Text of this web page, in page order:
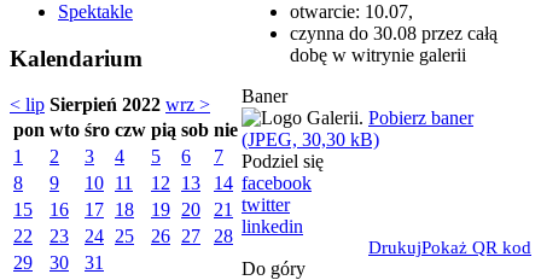
Spektakle
Kalendarium
< lip Sierpień 2022 wrz >
pon wto śro czw pią sob nie
1
2 3 4 5 6
7
8
9 10 11 12 13
14
15
16 17 18 19 20
21
22
23 24 25 26 27
28
29
30 31
otwarcie: 10.07,
czynna do 30.08 przez całą
dobę w witrynie galerii
Baner
Pobierz baner
(JPEG, 30,30 kB)
Podziel się
facebook
twitter
linkedin
DrukujPokaż QR kod
Do góry